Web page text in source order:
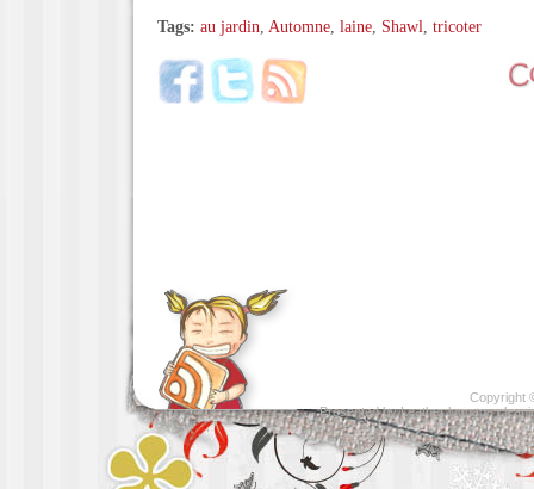
Tags: au jardin Automne laine Shawl tricoter
Copyright
Presented byLeather luggage